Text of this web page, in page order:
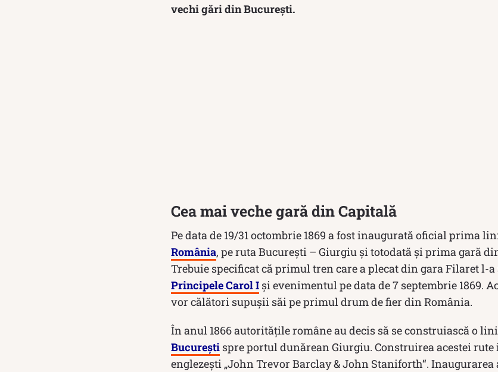
vechi gări din București.
Cea mai veche gară din Capitală
Pe data de 19/31 octombrie 1869 a fost inaugurată oficial prima
România, pe ruta București – Giurgiu și totodată și prima gară
Trebuie specificat că primul tren care a plecat din gara Filaret l-
Principele Carol I și evenimentul pe data de 7 septembrie 1869.
vor călători supușii săi pe primul drum de fier din România.
În anul 1866 autoritățile române au decis să se construiască o
București spre portul dunărean Giurgiu. Construirea acestei
englezești „John Trevor Barclay & John Staniforth“. Inaugurarea